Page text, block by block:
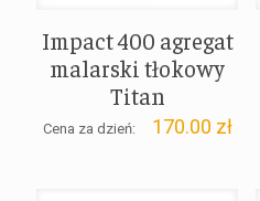
Impact 400 agregat
malarski tłokowy
Titan
Cena za dzień: 170.00 zł